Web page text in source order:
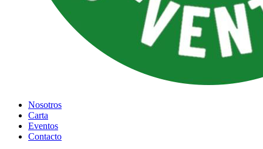
Nosotros
Carta
Eventos
Contacto